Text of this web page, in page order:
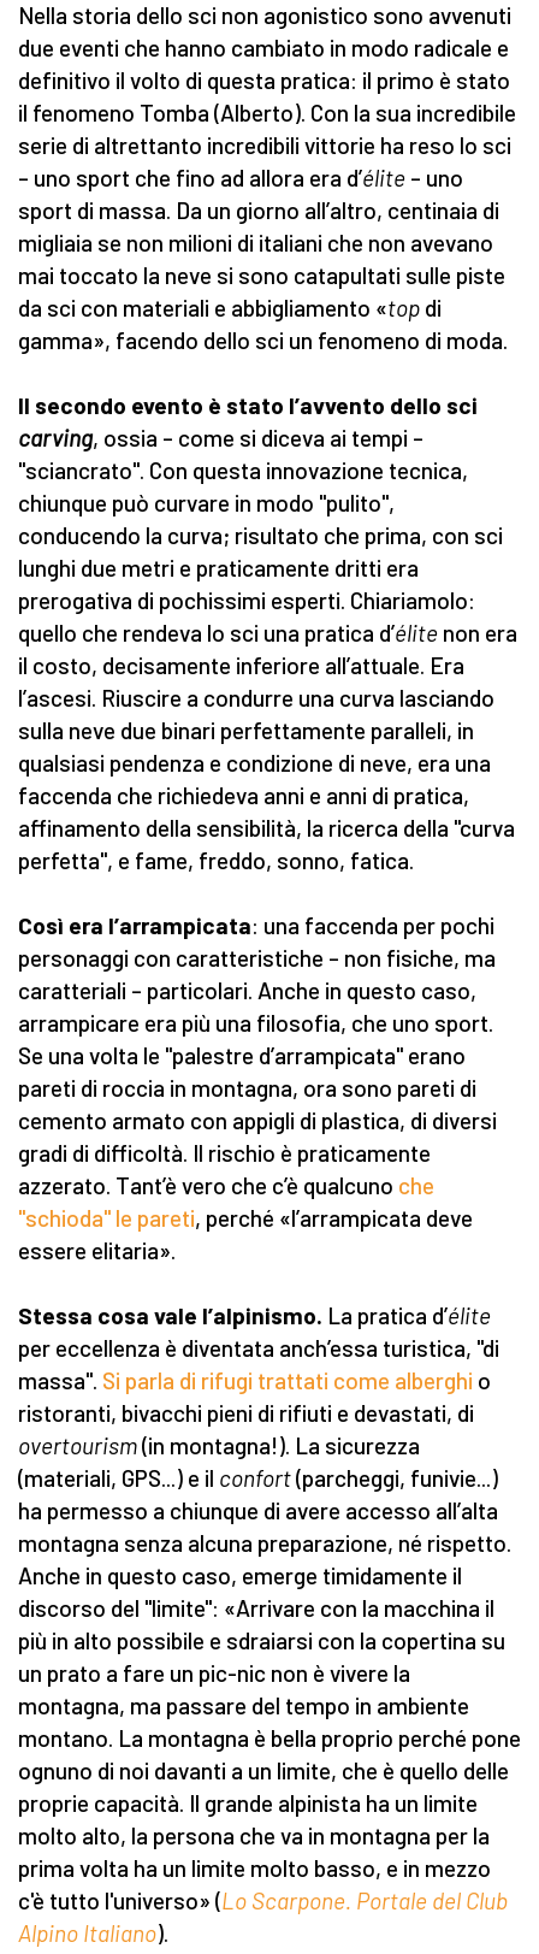
Nella storia dello sci non agonistico sono avvenuti
due eventi che hanno cambiato in modo radicale e
definitivo il volto di questa pratica: il primo è stato
il fenomeno Tomba (Alberto). Con la sua incredibile
serie di altrettanto incredibili vittorie ha reso lo sci
– uno sport che fino ad allora era d’élite – uno
sport di massa. Da un giorno all’altro, centinaia di
migliaia se non milioni di italiani che non avevano
mai toccato la neve si sono catapultati sulle piste
da sci con materiali e abbigliamento «top di
gamma», facendo dello sci un fenomeno di moda.
Il secondo evento è stato l’avvento dello sci
carving, ossia – come si diceva ai tempi –
"sciancrato". Con questa innovazione tecnica,
chiunque può curvare in modo "pulito",
conducendo la curva; risultato che prima, con sci
lunghi due metri e praticamente dritti era
prerogativa di pochissimi esperti. Chiariamolo:
quello che rendeva lo sci una pratica d’élite non era
il costo, decisamente inferiore all’attuale. Era
l’ascesi. Riuscire a condurre una curva lasciando
sulla neve due binari perfettamente paralleli, in
qualsiasi pendenza e condizione di neve, era una
faccenda che richiedeva anni e anni di pratica,
affinamento della sensibilità, la ricerca della "curva
perfetta", e fame, freddo, sonno, fatica.
Così era l’arrampicata: una faccenda per pochi
personaggi con caratteristiche – non fisiche, ma
caratteriali – particolari. Anche in questo caso,
arrampicare era più una filosofia, che uno sport.
Se una volta le "palestre d’arrampicata" erano
pareti di roccia in montagna, ora sono pareti di
cemento armato con appigli di plastica, di diversi
gradi di difficoltà. Il rischio è praticamente
azzerato. Tant’è vero che c’è qualcuno che
"schioda" le pareti, perché «l’arrampicata deve
essere elitaria».
Stessa cosa vale l’alpinismo. La pratica d’élite
per eccellenza è diventata anch’essa turistica, "di
massa". Si parla di rifugi trattati come alberghi o
ristoranti, bivacchi pieni di rifiuti e devastati, di
overtourism(in montagna!). La sicurezza
(materiali, GPS...) e il confort(parcheggi, funivie...)
ha permesso a chiunque di avere accesso all’alta
montagna senza alcuna preparazione, né rispetto.
Anche in questo caso, emerge timidamente il
discorso del "limite": «Arrivare con la macchina il
più in alto possibile e sdraiarsi con la copertina su
un prato a fare un pic-nic non è vivere la
montagna, ma passare del tempo in ambiente
montano. La montagna è bella proprio perché pone
ognuno di noi davanti a un limite, che è quello delle
proprie capacità. Il grande alpinista ha un limite
molto alto, la persona che va in montagna per la
prima volta ha un limite molto basso, e in mezzo
c'è tutto l'universo» (Lo Scarpone. Portale del Club
Alpino Italiano).